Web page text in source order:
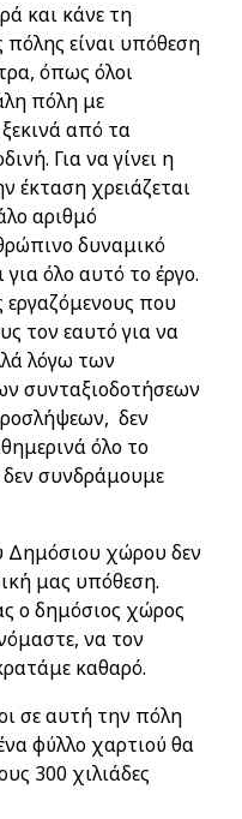
και κάνε τη
είναι υπόθεση
όπως όλοι
πόλη με
από τα
Για να γίνει η
έκταση χρειάζεται
αριθμό
δυναμικό
όλο αυτό το έργο.
εργαζόμενους που
τον εαυτό για να
λόγω των
συνταξιοδοτήσεων
δεν
όλο το
συνδράμουμε
Δημόσιου χώρου δεν
μας υπόθεση.
ο δημόσιος χώρος
να τον
καθαρό.
σε αυτή την πόλη
φύλλο χαρτιού θα
300 χιλιάδες